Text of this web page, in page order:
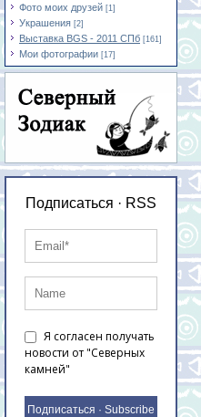
Фото моих друзей [1]
Украшения [2]
Выставка BGS - 2011 СПб [161]
Мои фотографии [17]
Подписаться · RSS
Я согласен получать
новости от "Северных
камней"
Подписаться · Subscribe